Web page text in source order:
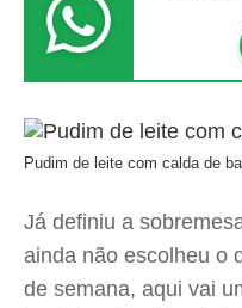
Pudim de leite com calda de
Já definiu a
ainda não escolheu o
de semana, aqui vai